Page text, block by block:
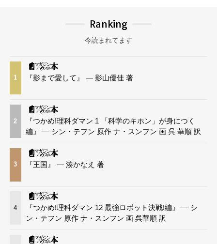
Ranking
今読まれてます
1 『影まで愛して』 — 影山優佳 著
2
『つかめ!理科ダマン 1 「科学のキホン」が身につく
編』 — シン・テフン 原作 ナ・スンフン 画 呉 華順 訳
3 『王国』 — 湊かなえ 著
4
『つかめ!理科ダマン 12 最強ロボット決戦!編』 — シ
ン・テフン 原作 ナ・スンフン 画 呉華順 訳